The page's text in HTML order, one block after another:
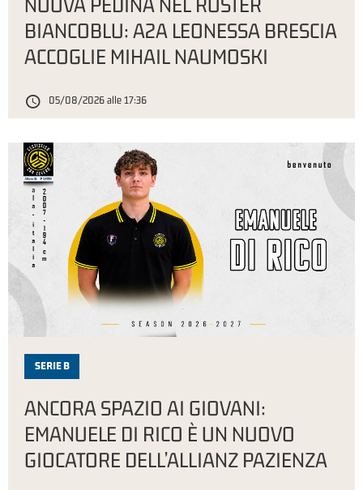
BIANCOBLU: A2A LEONESSA BRESCIA
ACCOGLIE MIHAIL NAUMOSKI
05/08/2026 alle 17:36
SERIE B
ANCORA SPAZIO AI GIOVANI:
EMANUELE DI RICO È UN NUOVO
GIOCATORE DELL’ALLIANZ PAZIENZA